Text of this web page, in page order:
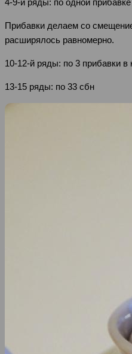
4-9-й ряды: по одной
Прибавки делаем со
расширялось равномерно.
10-12-й ряды: по 3 прибавки
13-15 ряды: по 33 сбн